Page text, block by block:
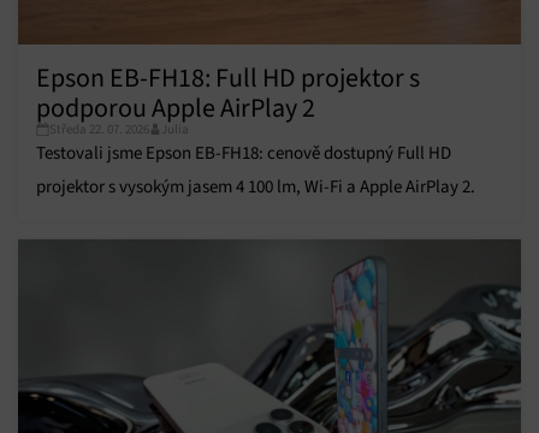
Přiřazování a kombinování údajů z jiných zdrojů
zařízení na základě automaticky přenášených
informací.
Zajištění bezpečnosti, předcházení a zjišťování
podvodů a odstraňování chyb, Poskytování a
zobrazování reklamy a obsahu, Ukládání a sdělování
Vždy aktivní
Epson EB-FH18: Full HD projektor s
podporou Apple AirPlay 2
Středa 22. 07. 2026 Julia
Testovali jsme Epson EB-FH18: cenově dostupný Full HD
projektor s vysokým jasem 4 100 lm, Wi-Fi a Apple AirPlay 2.